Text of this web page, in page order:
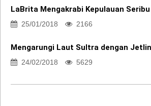
LaBrita Mengakrabi Kepulauan Seribu
25/01/2018 2166
Mengarungi Laut Sultra dengan
24/02/2018 5629